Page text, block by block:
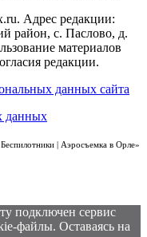
Адрес редакции:
район, с. Паслово, д.
материалов
редакции.
данных сайта
данных
| Аэросъемка в Орле»
подключен сервис
файлы. Оставаясь на